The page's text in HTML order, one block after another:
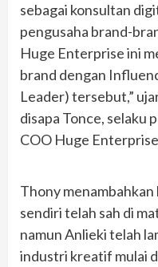
sebagai konsultan
pengusaha brand-
Huge Enterprise ini
brand dengan
Leader) tersebut,”
disapa Tonce, selaku
COO Huge
Thony
sendiri telah sah di
namun Anlieki telah
industri kreatif mulai